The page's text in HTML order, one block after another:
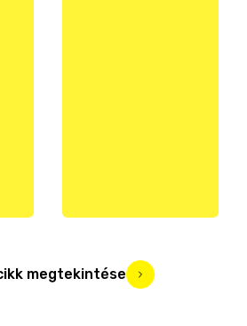
megtekintése